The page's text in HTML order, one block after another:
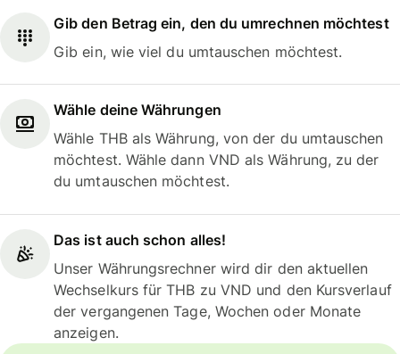
Gib den Betrag ein, den du umrechnen möchtest
Gib ein, wie viel du umtauschen möchtest.
Wähle deine Währungen
Wähle THB als Währung, von der du umtauschen
möchtest. Wähle dann VND als Währung, zu der
du umtauschen möchtest.
Das ist auch schon alles!
Unser Währungsrechner wird dir den aktuellen
Wechselkurs für THB zu VND und den Kursverlauf
der vergangenen Tage, Wochen oder Monate
anzeigen.